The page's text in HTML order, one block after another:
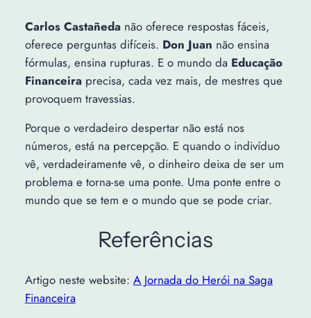
Carlos Castañeda não oferece respostas fáceis,
oferece perguntas difíceis. Don Juan não ensina
fórmulas, ensina rupturas. E o mundo da Educação
Financeiraprecisa, cada vez mais, de mestres que
provoquem travessias.
Porque o verdadeiro despertar não está nos
números, está na percepção. E quando o indivíduo
vê, verdadeiramente vê, o dinheiro deixa de ser um
problema e torna-se uma ponte. Uma ponte entre o
mundo que se tem e o mundo que se pode criar.
Referências
Artigo neste website: A Jornada do Herói na Saga
Financeira